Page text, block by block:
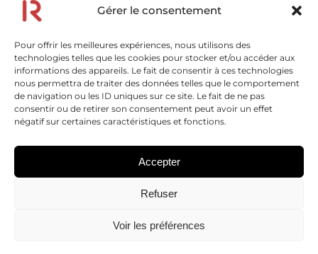
Gérer le consentement
Pour offrir les meilleures expériences, nous utilisons des
technologies telles que les cookies pour stocker et/ou accéder aux
informations des appareils. Le fait de consentir à ces technologies
nous permettra de traiter des données telles que le comportement
de navigation ou les ID uniques sur ce site. Le fait de ne pas
consentir ou de retirer son consentement peut avoir un effet
négatif sur certaines caractéristiques et fonctions.
Accepter
Refuser
Voir les préférences
Les erreurs de sécurité que font la plupart des
touristes
En savoir plus
10 juillet 2026
Afrique : 10 sons inoubliables et les voyages pour
les entendre
Trouver facilement des idées de sorties autour de